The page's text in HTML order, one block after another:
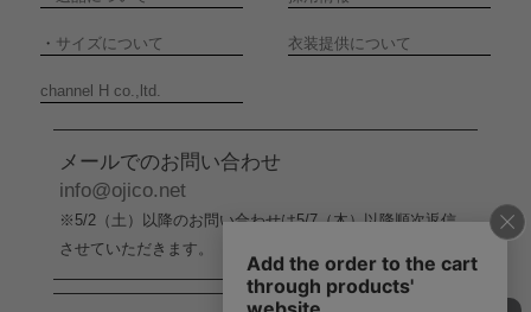
・ サイズについて 衣装提供について
channel H co.,ltd.
メールでのお問い合わせ
info@ojico.net
※5/2（土）以降のお問い合わせは5/7（木）以降順次返信
させていただきます。